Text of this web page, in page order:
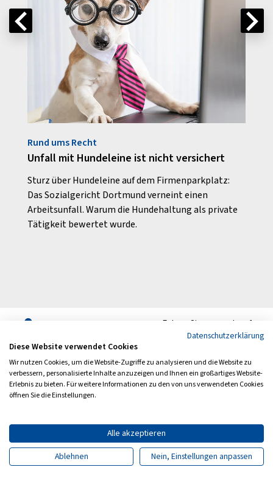
Rund ums Recht
Unfall mit Hundeleine ist nicht versichert
Sturz über Hundeleine auf dem Firmenparkplatz:
Das Sozialgericht Dortmund verneint einen
Arbeitsunfall. Warum die Hundehaltung als private
Tätigkeit bewertet wurde.
Folgen Sie uns auch auf
Archiv
Kontakt
Datenschutzerklärung
Diese Website verwendet Cookies
Wir nutzen Cookies, um die Website-Zugriffe zu analysieren und die Website zu
verbessern, personalisierte Inhalte anzuzeigen und Ihnen ein großartiges Website-
Erlebnis zu bieten. Für weitere Informationen zu den von uns verwendeten Cookies
öffnen Sie die Einstellungen.
Alle akzeptieren
Ablehnen
Nein, Einstellungen anpassen